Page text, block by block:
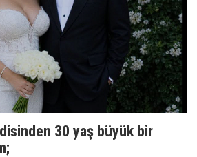
30 yaş büyük bir